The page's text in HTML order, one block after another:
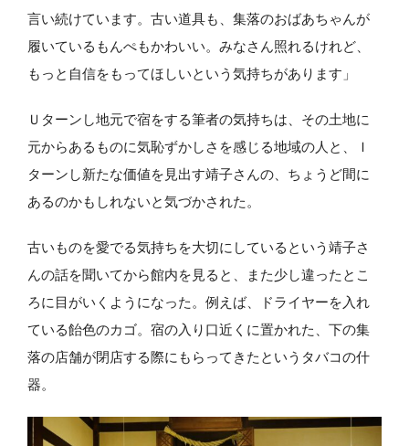
言い続けています。古い道具も、集落のおばあちゃんが
履いているもんぺもかわいい。みなさん照れるけれど、
もっと自信をもってほしいという気持ちがあります」
Ｕターンし地元で宿をする筆者の気持ちは、その土地に
元からあるものに気恥ずかしさを感じる地域の人と、Ｉ
ターンし新たな価値を見出す靖子さんの、ちょうど間に
あるのかもしれないと気づかされた。
古いものを愛でる気持ちを大切にしているという靖子さ
んの話を聞いてから館内を見ると、また少し違ったとこ
ろに目がいくようになった。例えば、ドライヤーを入れ
ている飴色のカゴ。宿の入り口近くに置かれた、下の集
落の店舗が閉店する際にもらってきたというタバコの什
器。